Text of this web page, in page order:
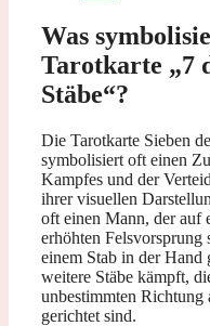
Was
Tarotkarte „7
Stäbe“?
Die Tarotkarte Sieben
symbolisiert oft einen
Kampfes und der
ihrer visuellen
oft einen Mann, der auf
erhöhten Felsvorsprung
einem Stab in der Hand
weitere Stäbe kämpft,
unbestimmten Richtung
gerichtet sind.